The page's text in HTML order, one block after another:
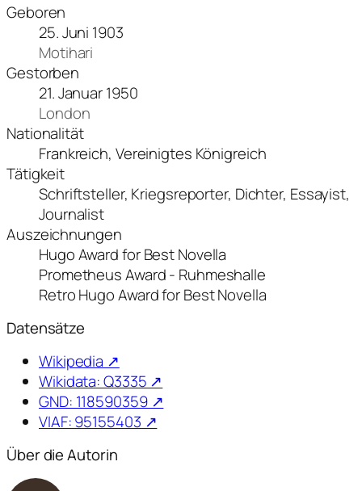
Geboren
25. Juni 1903
Motihari
Gestorben
21. Januar 1950
London
Nationalität
Frankreich, Vereinigtes Königreich
Tätigkeit
Schriftsteller, Kriegsreporter, Dichter, Essayist,
Journalist
Auszeichnungen
Hugo Award for Best Novella
Prometheus Award - Ruhmeshalle
Retro Hugo Award for Best Novella
Datensätze
Wikipedia ↗
Wikidata: Q3335 ↗
GND: 118590359 ↗
VIAF: 95155403 ↗
Über die Autorin